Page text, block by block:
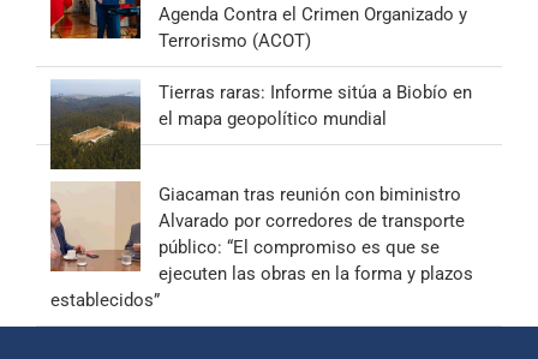
Agenda Contra el Crimen Organizado y
Terrorismo (ACOT)
Tierras raras: Informe sitúa a Biobío en
el mapa geopolítico mundial
Giacaman tras reunión con biministro
Alvarado por corredores de transporte
público: “El compromiso es que se
ejecuten las obras en la forma y plazos
establecidos”